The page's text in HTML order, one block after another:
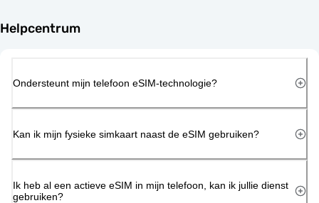
Helpcentrum
Ondersteunt mijn telefoon eSIM-technologie?
Kan ik mijn fysieke simkaart naast de eSIM gebruiken?
Ik heb al een actieve eSIM in mijn telefoon, kan ik jullie dienst
gebruiken?